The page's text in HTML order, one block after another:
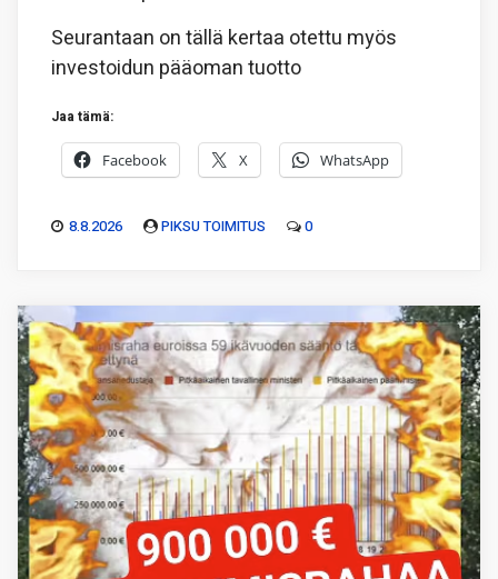
Seurantaan on tällä kertaa otettu myös
investoidun pääoman tuotto
Jaa tämä:
Facebook X WhatsApp
8.8.2026 PIKSU TOIMITUS 0